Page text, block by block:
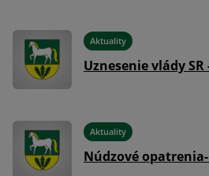
Aktuality
Uznesenie vlády
Aktuality
Núdzové